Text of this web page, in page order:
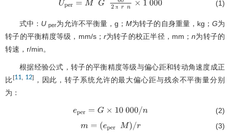
π
Uper= M G 602 π r n ×1 000 (1)
式中： U per为允许不平衡量，g；M为转子的自身重量，kg； G为
转子的平衡精度等级，mm/s； r为转子的校正半径，mm； n为转子的
转速，r/min。
根据经验公式，转子的平衡精度等级与偏心距和转动角速度成正
比 [11 12]，因此，转子系统允许的最大偏心距与残余不平衡量分别
为：
ep er= G ×10 000/n (2)
m=epe M/r (3)